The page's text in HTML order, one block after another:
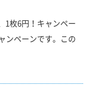
1枚6円！キャンペー
ンペーンです。この